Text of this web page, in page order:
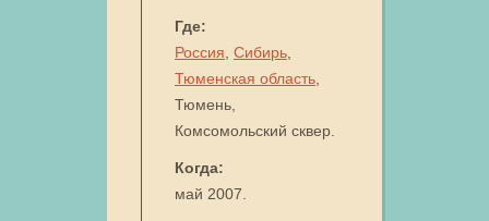
Где:
Россия Сибирь
Тюменская область
Тюмень,
Комсомольский сквер.
Когда:
май 2007.